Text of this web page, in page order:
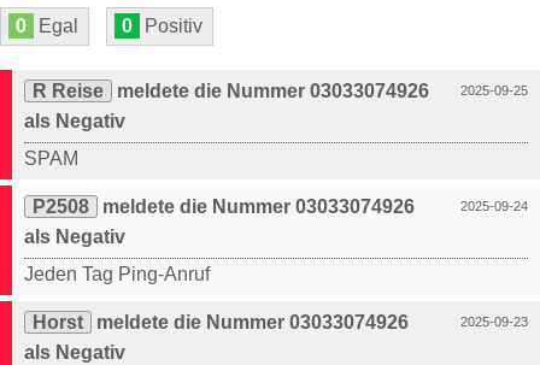
0 Egal 0 Positiv
2025-09-25
R Reise
meldete die Nummer 03033074926
als Negativ
SPAM
2025-09-24
P2508
meldete die Nummer 03033074926
als Negativ
Jeden Tag Ping-Anruf
2025-09-23
Horst
meldete die Nummer 03033074926
als Negativ